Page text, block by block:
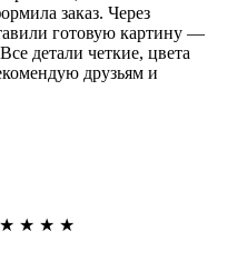
заказ. Через
готовую картину —
детали четкие, цвета
друзьям и
★ ★ ★ ★